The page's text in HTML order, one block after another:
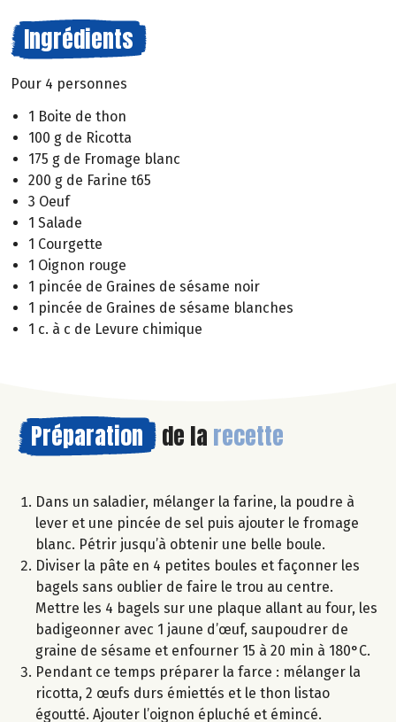
Ingrédients
Pour 4 personnes
1 Boite de thon
100 g de Ricotta
175 g de Fromage blanc
200 g de Farine t65
3 Oeuf
1 Salade
1 Courgette
1 Oignon rouge
1 pincée de Graines de sésame noir
1 pincée de Graines de sésame blanches
1 c. à c de Levure chimique
Préparation de la recette
Dans un saladier, mélanger la farine, la poudre à
lever et une pincée de sel puis ajouter le fromage
blanc. Pétrir jusqu’à obtenir une belle boule.
Diviser la pâte en 4 petites boules et façonner les
bagels sans oublier de faire le trou au centre.
Mettre les 4 bagels sur une plaque allant au four, les
badigeonner avec 1 jaune d’œuf, saupoudrer de
graine de sésame et enfourner 15 à 20 min à 180°C.
Pendant ce temps préparer la farce : mélanger la
ricotta, 2 œufs durs émiettés et le thon listao
égoutté. Ajouter l’oignon épluché et émincé.